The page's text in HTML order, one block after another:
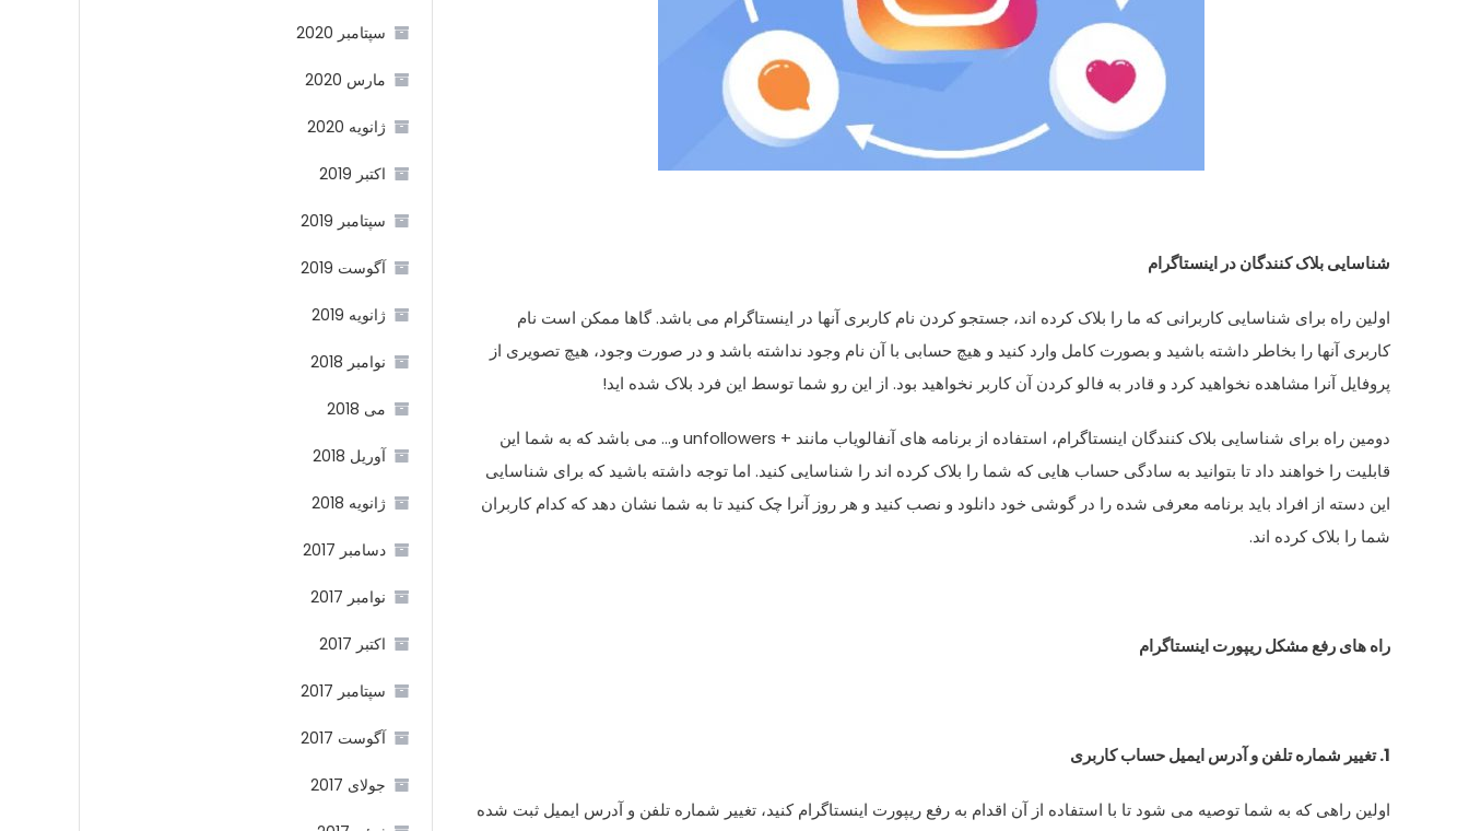
شناسایی بلاک کنندگان در اینستاگرام
اولین راه برای شناسایی کاربرانی که ما را بلاک کرده اند، جستجو کردن نام کاربری آنها در اینستاگرام می باشد. گاها ممکن است نام
کاربری آنها را بخاطر داشته باشید و بصورت کامل وارد کنید و هیچ حسابی با آن نام وجود نداشته باشد و در صورت وجود، هیچ تصویری از
پروفایل آنرا مشاهده نخواهید کرد و قادر به فالو کردن آن کاربر نخواهید بود. از این رو شما توسط این فرد بلاک شده اید!
دومین راه برای شناسایی بلاک کنندگان اینستاگرام، استفاده از برنامه های آنفالویاب مانند + unfollowers و… می باشد که به شما این
قابلیت را خواهند داد تا بتوانید به سادگی حساب هایی که شما را بلاک کرده اند را شناسایی کنید. اما توجه داشته باشید که برای شناسایی
این دسته از افراد باید برنامه معرفی شده را در گوشی خود دانلود و نصب کنید و هر روز آنرا چک کنید تا به شما نشان دهد که کدام کاربران
شما را بلاک کرده اند.
راه های رفع مشکل ریپورت اینستاگرام
1. تغییر شماره تلفن و آدرس ایمیل حساب کاربری
اولین راهی که به شما توصیه می شود تا با استفاده از آن اقدام به رفع ریپورت اینستاگرام کنید، تغییر شماره تلفن و آدرس ایمیل ثبت شده
سپتامبر 2020
مارس 2020
ژانویه 2020
اکتبر 2019
سپتامبر 2019
آگوست 2019
ژانویه 2019
نوامبر 2018
می 2018
آوریل 2018
ژانویه 2018
دسامبر 2017
نوامبر 2017
اکتبر 2017
سپتامبر 2017
آگوست 2017
جولای 2017